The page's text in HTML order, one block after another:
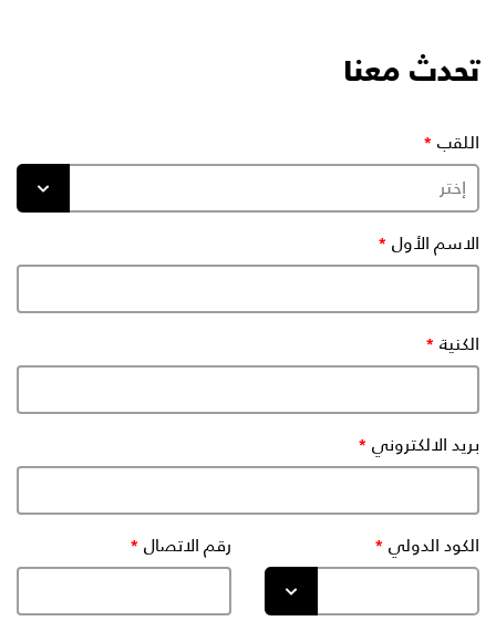
تحدث معنا
اللقب
الاسم الأول
الكنية
بريد الالكتروني
الكود الدولي رقم الاتصال